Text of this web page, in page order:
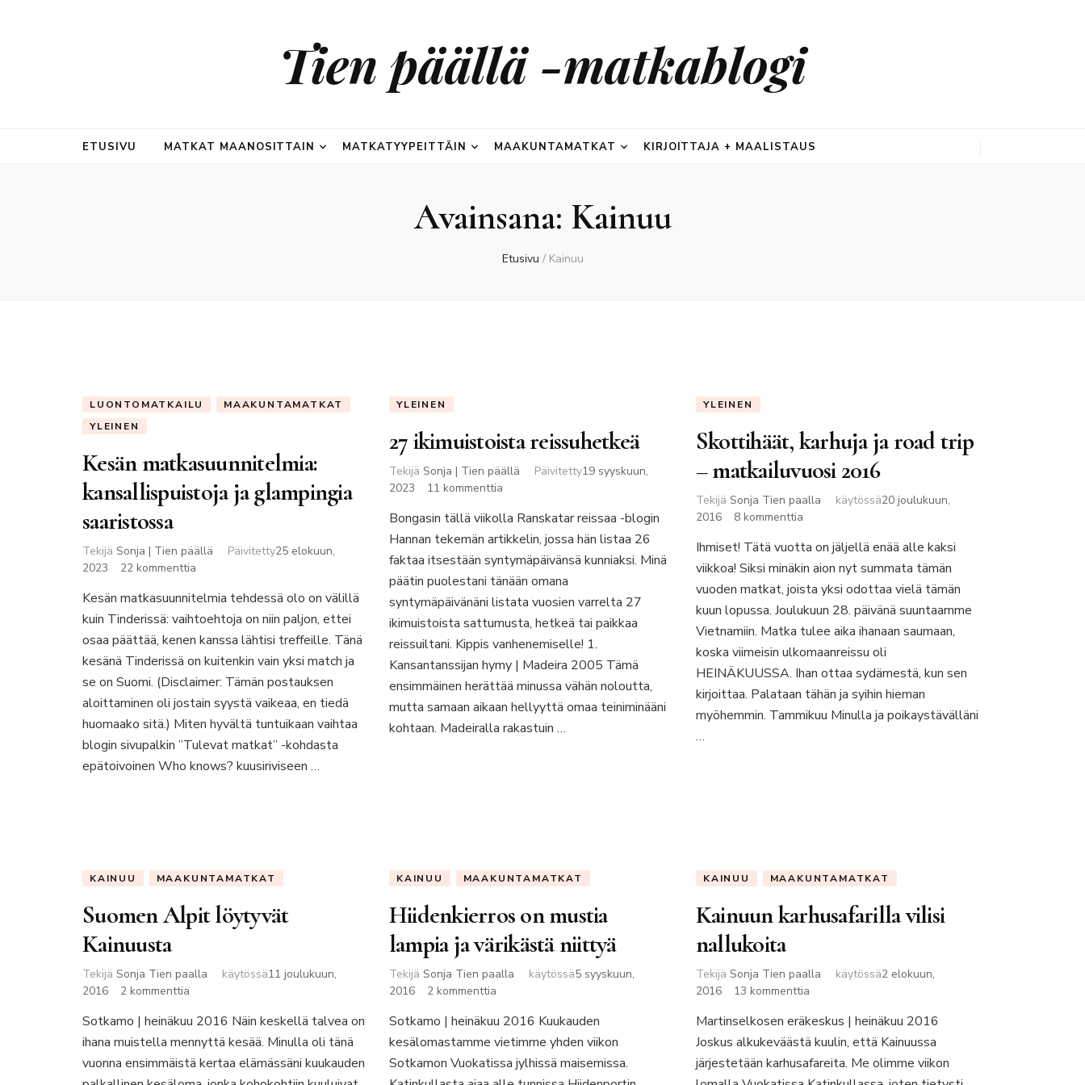
Tien päällä -matkablogi
ETUSIVU MATKAT MAANOSITTAIN MATKATYYPEITTÄIN MAAKUNTAMATKAT KIRJOITTAJA + MAALISTAUS
Avainsana: Kainuu
Etusivu / Kainuu
LUONTOMATKAILU
MAAKUNTAMATKAT
YLEINEN
Kesän matkasuunnitelmia:
kansallispuistoja ja glampingia
saaristossa
Tekijä Sonja | Tien päällä Päivitetty25 elokuun,
2023
22 kommenttia
matkasuunnitelmia:
kansallispuistoja
ja
saaristossa
Kesän matkasuunnitelmia tehdessä olo on välillä
kuin Tinderissä: vaihtoehtoja on niin paljon, ettei
osaa päättää, kenen kanssa lähtisi treffeille. Tänä
kesänä Tinderissä on kuitenkin vain yksi match ja
se on Suomi. (Disclaimer: Tämän postauksen
aloittaminen oli jostain syystä vaikeaa, en tiedä
huomaako sitä.) Miten hyvältä tuntuikaan vaihtaa
blogin sivupalkin ”Tulevat matkat” -kohdasta
epätoivoinen Who knows? kuusiriviseen …
YLEINEN
27 ikimuistoista reissuhetkeä
Tekijä Sonja | Tien päällä Päivitetty19 syyskuun,
2023
11 kommenttiaartikkeliin
ikimuistoista
reissuhetkeä
Bongasin tällä viikolla Ranskatar reissaa -blogin
Hannan tekemän artikkelin, jossa hän listaa 26
faktaa itsestään syntymäpäivänsä kunniaksi. Minä
päätin puolestani tänään omana
syntymäpäivänäni listata vuosien varrelta 27
ikimuistoista sattumusta, hetkeä tai paikkaa
reissuiltani. Kippis vanhenemiselle! 1.
Kansantanssijan hymy | Madeira 2005 Tämä
ensimmäinen herättää minussa vähän noloutta,
mutta samaan aikaan hellyyttä omaa teiniminääni
kohtaan. Madeiralla rakastuin …
YLEINEN
Skottihäät, karhuja ja road trip
– matkailuvuosi 2016
Tekijä Sonja Tien paalla käytössä20 joulukuun,
2016
8 kommenttiaartikkeliin
karhuja
ja
road
–
matkailuvuosi
2016
Ihmiset! Tätä vuotta on jäljellä enää alle kaksi
viikkoa! Siksi minäkin aion nyt summata tämän
vuoden matkat, joista yksi odottaa vielä tämän
kuun lopussa. Joulukuun 28. päivänä suuntaamme
Vietnamiin. Matka tulee aika ihanaan saumaan,
koska viimeisin ulkomaanreissu oli
HEINÄKUUSSA. Ihan ottaa sydämestä, kun sen
kirjoittaa. Palataan tähän ja syihin hieman
myöhemmin. Tammikuu Minulla ja poikaystävälläni
…
KAINUU MAAKUNTAMATKAT
Suomen Alpit löytyvät
Kainuusta
Tekijä Sonja Tien paalla käytössä11 joulukuun,
2016
2 kommenttia
Alpit
löytyvät
Kainuusta
Sotkamo | heinäkuu 2016 Näin keskellä talvea on
ihana muistella mennyttä kesää. Minulla oli tänä
vuonna ensimmäistä kertaa elämässäni kuukauden
KAINUU MAAKUNTAMATKAT
Hiidenkierros on mustia
lampia ja värikästä niittyä
Tekijä Sonja Tien paalla käytössä5 syyskuun,
2016
2 kommenttiaartikkeliin
on
mustia
lampia
Sotkamo | heinäkuu 2016 Kuukauden
kesälomastamme vietimme yhden viikon
Sotkamon Vuokatissa jylhissä maisemissa.
KAINUU MAAKUNTAMATKAT
Kainuun karhusafarilla vilisi
nallukoita
Tekijä Sonja Tien paalla käytössä2 elokuun,
2016
13 kommenttiaartikkeliin
karhusafarilla
vilisi
nallukoita
Martinselkosen eräkeskus | heinäkuu 2016
Joskus alkukeväästä kuulin, että Kainuussa
järjestetään karhusafareita. Me olimme viikon